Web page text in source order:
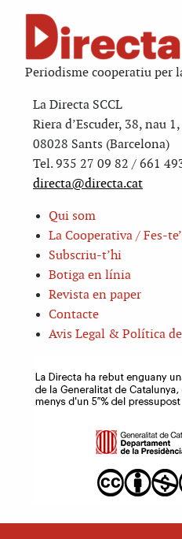
Periodisme cooperatiu per
La Directa SCCL
Riera d’Escuder, 38, nau
08028 Sants (Barcelona)
Tel. 935 27 09 82 / 661
directa@directa.cat
Qui som
La Cooperativa / Fes-
Subscriu-t’hi
Botiga en línia
Revista en paper
Contacte
Avis Legal & Política